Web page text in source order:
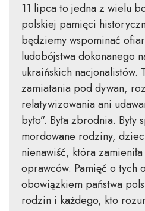
11 lipca to jedna z wielu
polskiej pamięci
będziemy wspominać
ludobójstwa dokonanego
ukraińskich nacjonalistów.
zamiatania pod dywan,
relatywizowania ani
było”. Była zbrodnia. Były
mordowane rodziny,
nienawiść, która
oprawców. Pamięć o tych
obowiązkiem państwa
rodzin i każdego, kto